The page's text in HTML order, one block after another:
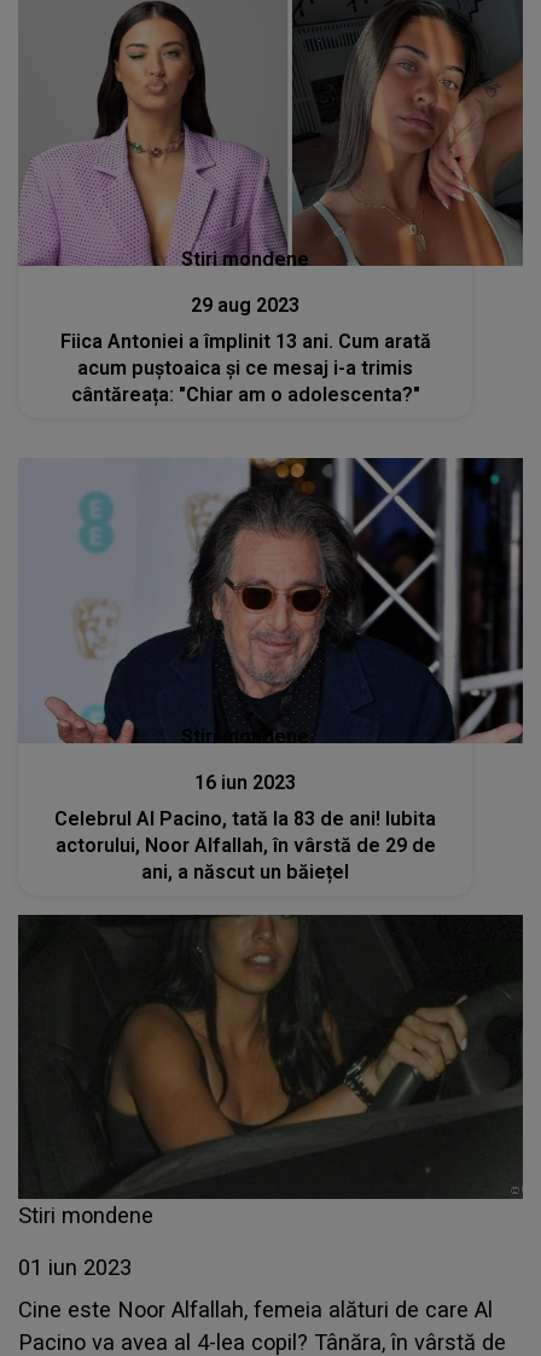
Stiri mondene
29 aug 2023
Fiica Antoniei a împlinit 13 ani. Cum arată
acum puștoaica și ce mesaj i-a trimis
cântăreața: "Chiar am o adolescenta?"
Stiri mondene
16 iun 2023
Celebrul Al Pacino, tată la 83 de ani! Iubita
actorului, Noor Alfallah, în vârstă de 29 de
ani, a născut un băiețel
Stiri mondene
01 iun 2023
Cine este Noor Alfallah, femeia alături de care Al
Pacino va avea al 4-lea copil? Tânăra, în vârstă de